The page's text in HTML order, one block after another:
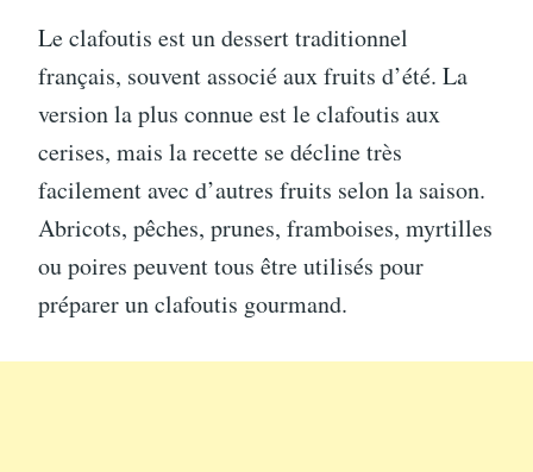
Le clafoutis est un dessert traditionnel
français, souvent associé aux fruits d’été. La
version la plus connue est le clafoutis aux
cerises, mais la recette se décline très
facilement avec d’autres fruits selon la saison.
Abricots, pêches, prunes, framboises, myrtilles
ou poires peuvent tous être utilisés pour
préparer un clafoutis gourmand.